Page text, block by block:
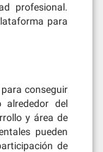
profesional.
para
conseguir
alrededor del
y área de
pueden
de